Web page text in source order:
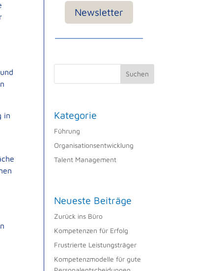
in
Newsletter
Suchen
Kategorie
Führung
Organisationsentwicklung
Talent Management
Neueste Beiträge
Zurück ins Büro
Kompetenzen für Erfolg
Frustrierte Leistungsträger
Kompetenzmodelle für gute